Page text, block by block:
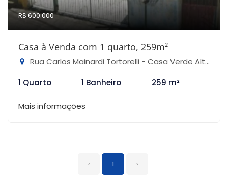
R$ 600.000
Casa à Venda com 1 quarto, 259m²
Rua Carlos Mainardi Tortorelli - Casa Verde Alta, São Paulo-SP
1 Quarto
1 Banheiro 259 m²
Mais informações
‹ 1 ›